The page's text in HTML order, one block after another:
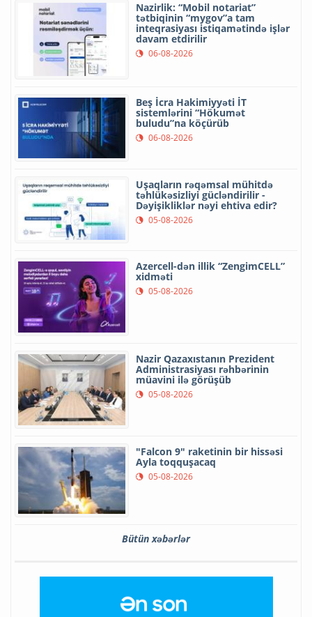
Nazirlik: “Mobil notariat”
tətbiqinin “mygov”a tam
inteqrasiyası istiqamətində işlər
davam etdirilir
06-08-2026
Beş İcra Hakimiyyəti İT
sistemlərini “Hökumət
buludu”na köçürüb
06-08-2026
Uşaqların rəqəmsal mühitdə
təhlükəsizliyi gücləndirilir -
Dəyişikliklər nəyi ehtiva edir?
05-08-2026
Azercell-dən illik “ZengimCELL”
xidməti
05-08-2026
Nazir Qazaxıstanın Prezident
Administrasiyası rəhbərinin
müavini ilə görüşüb
05-08-2026
"Falcon 9" raketinin bir hissəsi
Ayla toqquşacaq
05-08-2026
Bütün xəbərlər